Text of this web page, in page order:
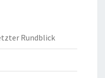
Rundblick